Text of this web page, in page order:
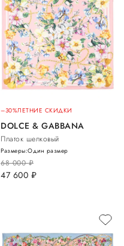
–30%ЛЕТНИЕ СКИДКИ
DOLCE & GABBANA
Платок шелковый
68 000руб.
47 600 руб.
Размеры:Один размер